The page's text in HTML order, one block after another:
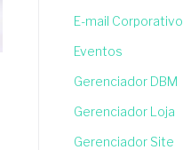
E-mail Corporativo
Eventos
Gerenciador DBM
Gerenciador Loja
Gerenciador Site